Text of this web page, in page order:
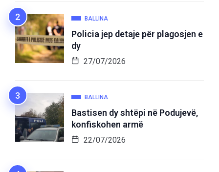
BALLINA
Policia jep detaje për plagosjen e
dy
27/07/2026
BALLINA
Bastisen dy shtëpi në Podujevë,
konfiskohen armë
22/07/2026